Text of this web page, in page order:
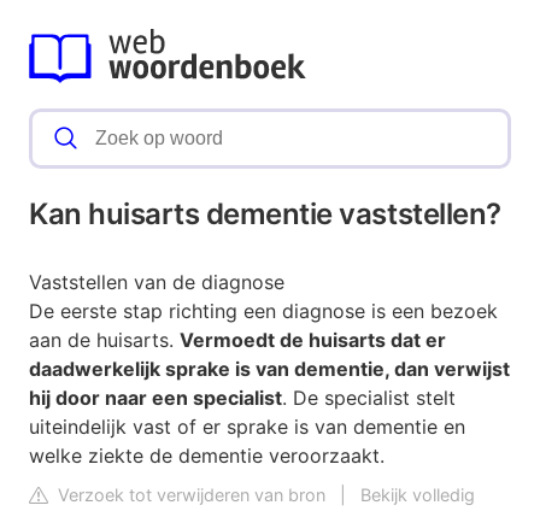
Kan huisarts dementie vaststellen?
Vaststellen van de diagnose
De eerste stap richting een diagnose is een bezoek
aan de huisarts. Vermoedt de huisarts dat er
daadwerkelijk sprake is van dementie, dan verwijst
hij door naar een specialist. De specialist stelt
uiteindelijk vast of er sprake is van dementie en
welke ziekte de dementie veroorzaakt.
Verzoek tot verwijderen van bron
Bekijk volledig